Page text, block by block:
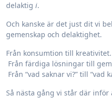
delaktig i.
Och kanske är det just dit vi
gemenskap och delaktighet.
Från konsumtion till kreativitet.
Från färdiga lösningar till
Från “vad saknar vi?” till “vad
Så nästa gång vi står där